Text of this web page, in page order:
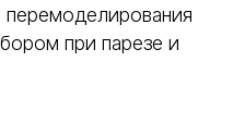
при парезе и